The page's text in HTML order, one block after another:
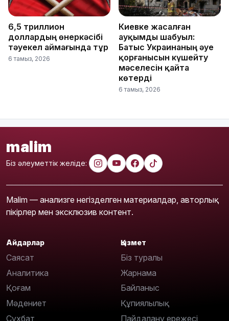
6,5 триллион
доллардың өнеркәсібі
тәуекел аймағында тұр
6 тамыз, 2026
Киевке жасалған
ауқымды шабуыл:
Батыс Украинаның әуе
қорғанысын күшейту
мәселесін қайта
көтерді
6 тамыз, 2026
malim
Біз әлеуметтік желіде:
Malim — анализге негізделген материалдар, авторлық
пікірлер мен эксклюзив контент.
Айдарлар
Саясат
Аналитика
Қоғам
Мәдениет
Сұхбат
Қызмет
Біз туралы
Жарнама
Байланыс
Құпиялылық
Пайдалану ережесі